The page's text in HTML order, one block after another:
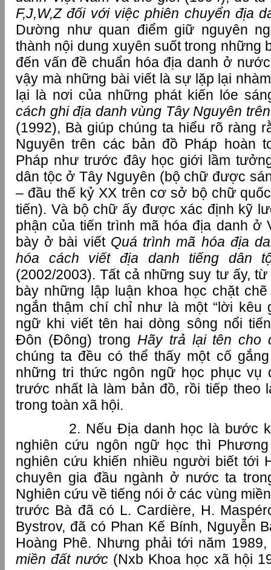
F,J,W,Z đối với việc phiên chuyển địa
Dường như quan điểm giữ nguyên
thành nội dung xuyên suốt trong những
đến vấn đề chuẩn hóa địa danh ở
vậy mà những bài viết là sự lặp lại
lại là nơi của những phát kiến lóe
cách ghi địa danh vùng Tây Nguyên
(1992), Bà giúp chúng ta hiểu rõ ràng
Nguyên trên các bản đồ Pháp hoàn
Pháp như trước đây học giới lầm
dân tộc ở Tây Nguyên (bộ chữ được
– đầu thế kỷ XX trên cơ sở bộ chữ
tiến). Và bộ chữ ấy được xác định kỹ
phận của tiến trình mã hóa địa danh ở
bày ở bài viết Quá trình mã hóa địa
hóa cách viết địa danh tiếng dân
(2002/2003). Tất cả những suy tư ấy,
bày những lập luận khoa học chặt
ngắn thậm chí chỉ như là một “lời kêu
ngữ khi viết tên hai dòng sông nổi
Đôn (Đông) trong Hãy trả lại tên cho
chúng ta đều có thể thấy một cố
những tri thức ngôn ngữ học phục vụ
trước nhất là làm bản đồ, rồi tiếp theo
trong toàn xã hội.
2. Nếu Địa danh học là bước
nghiên cứu ngôn ngữ học thì
nghiên cứu khiến nhiều người biết tới
chuyên gia đầu ngành ở nước ta
Nghiên cứu về tiếng nói ở các vùng
trước Bà đã có L. Cardière, H.
Bystrov, đã có Phan Kế Bính, Nguyễn
Hoàng Phê. Nhưng phải tới năm
miền đất nước(Nxb Khoa học xã hội